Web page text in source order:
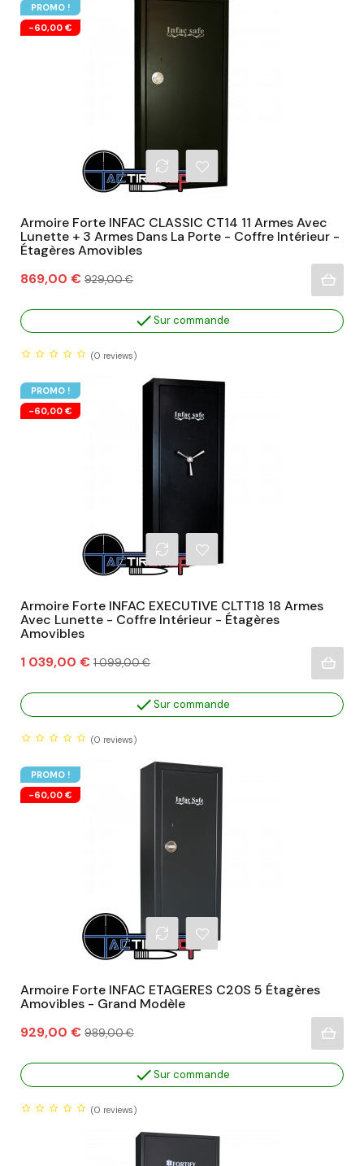
PROMO !
-60,00 €
Armoire Forte INFAC CLASSIC CT14 11 Armes Avec
Lunette + 3 Armes Dans La Porte - Coffre Intérieur -
Étagères Amovibles
Prix
869,00 € Prix
habituel
929,00 €
Sur commande
(0 reviews)
PROMO !
-60,00 €
Armoire Forte INFAC EXECUTIVE CLTT18 18 Armes
Avec Lunette - Coffre Intérieur - Étagères
Amovibles
Prix
1 039,00 € Prix
1 099,00 €
Sur commande
(0 reviews)
PROMO !
-60,00 €
Armoire Forte INFAC ETAGERES C20S 5 Étagères
Amovibles - Grand Modèle
Prix
929,00 € Prix
989,00 €
Sur commande
(0 reviews)